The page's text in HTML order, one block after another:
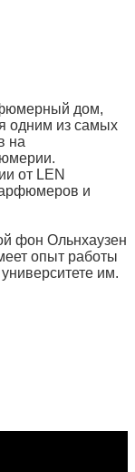
дом,
одним из самых
на
от LEN
и
фон Ольнхаузен
опыт работы
им.
где она
de la Lenes,